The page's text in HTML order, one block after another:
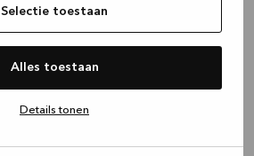
Selectie toestaan
Alles toestaan
Details tonen